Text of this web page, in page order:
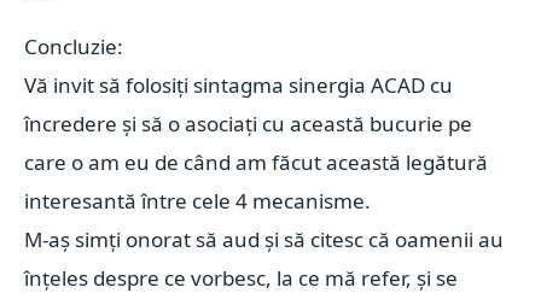
Concluzie:
Vă invit să folosiți sintagma sinergia ACAD cu
încredere și să o asociați cu această bucurie pe
care o am eu de când am făcut această legătură
interesantă între cele 4 mecanisme.
M-aș simți onorat să aud și să citesc că oamenii au
înțeles despre ce vorbesc, la ce mă refer, și se